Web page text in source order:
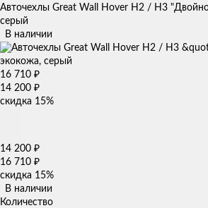
Авточехлы Great Wall Hover H2 / H3
серый
В наличии
16 710 ₽
14 200 ₽
скидка 15%
14 200 ₽
16 710 ₽
скидка 15%
В наличии
Количество